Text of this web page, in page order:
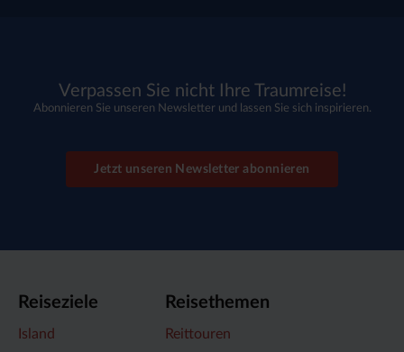
Verpassen Sie nicht Ihre Traumreise!
Abonnieren Sie unseren Newsletter und lassen Sie sich inspirieren.
Jetzt unseren Newsletter abonnieren
Reiseziele
Island
Reisethemen
Reittouren